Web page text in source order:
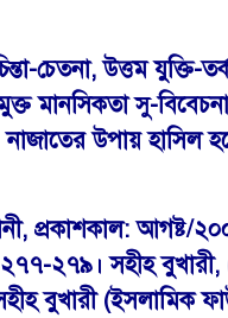
চেতনা, উত্তম যুক্তি-
মানসিকতা সু-
উপায় হাসিল
প্রকাশকাল: আগষ্ট/
২৭৯। সহীহ
বুখারী (ইসলামিক